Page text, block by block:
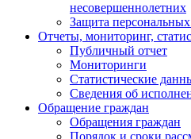
несовершеннолетних
Защита
Отчеты, мониторинг,
Публичный отчет
Мониторинги
Статистические
Сведения об
Обращение граждан
Обращения граждан